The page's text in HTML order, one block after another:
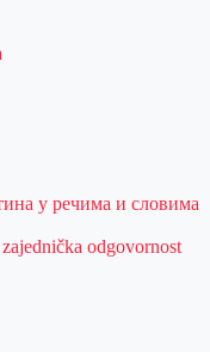
у речима и словима
odgovornost